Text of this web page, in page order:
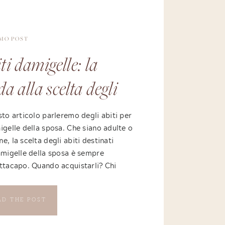
THE POST
articolo parleremo degli abiti per
della sposa. Che siano adulte o
la scelta degli abiti destinati
della sposa è sempre
Quando acquistarli? Chi
domande a cui rispondere prima di
nell’acquisto. Ma procediamo con
damigelle: la
alla scelta degli
per le damigelle
sposa
POST